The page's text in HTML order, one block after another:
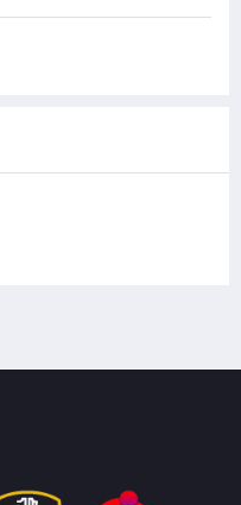
Wamafma pada Mendagri